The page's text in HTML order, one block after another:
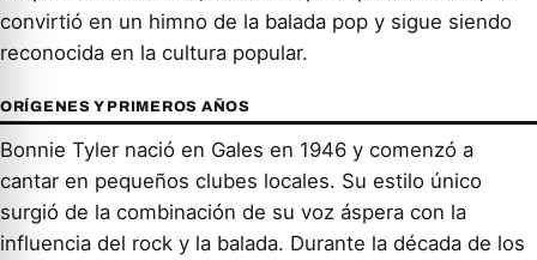
convirtió en un himno de la balada pop y sigue siendo
reconocida en la cultura popular.
ORÍGENES Y PRIMEROS AÑOS
Bonnie Tyler nació en Gales en 1946 y comenzó a
cantar en pequeños clubes locales. Su estilo único
surgió de la combinación de su voz áspera con la
influencia del rock y la balada. Durante la década de los